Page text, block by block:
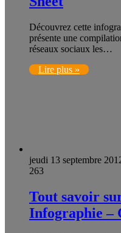
Découvrez cette
présente une
réseaux sociaux les…
Lire plus »
jeudi 13 septembre
263
Tout savoir
Infographie –